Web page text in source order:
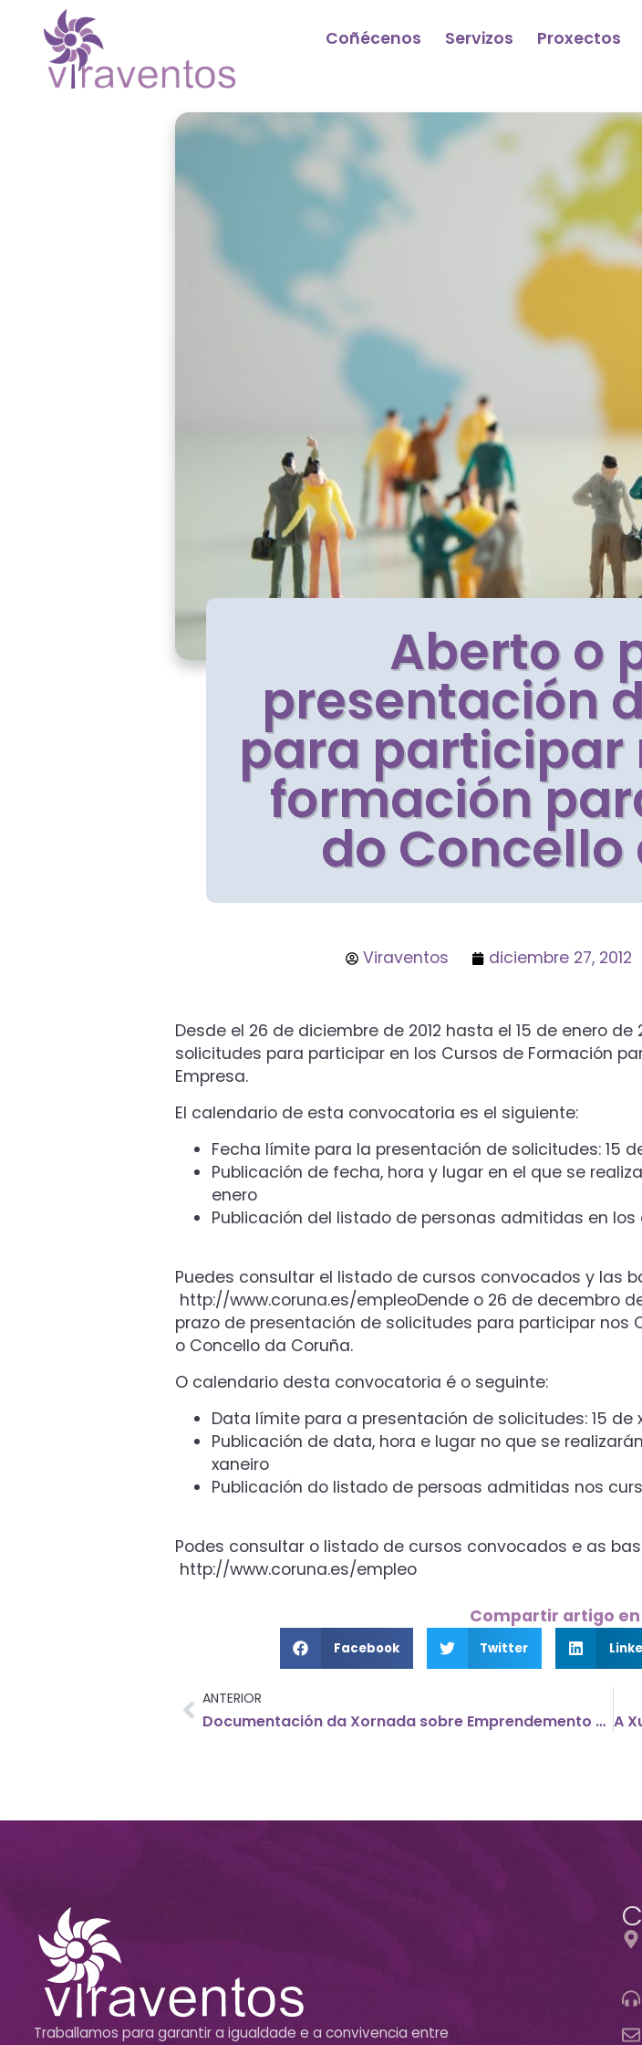
Coñécenos Servizos Proxectos
Aberto o
presentación
para participar
formación
do
Viraventos diciembre 27, 2012
Desde el 26 de diciembre de 2012 hasta el 15 de enero
solicitudes para participar en los Cursos de Formación
Empresa.
El calendario de esta convocatoria es el siguiente:
Fecha límite para la presentación de solicitudes: 15
Publicación de fecha, hora y lugar en el que se
enero
Publicación del listado de personas admitidas en los
Puedes consultar el listado de cursos convocados y las
http://www.coruna.es/empleoDende o 26 de decembro
prazo de presentación de solicitudes para participar nos
o Concello da Coruña.
O calendario desta convocatoria é o seguinte:
Data límite para a presentación de solicitudes: 15 de
Publicación de data, hora e lugar no que se
xaneiro
Publicación do listado de persoas admitidas nos
Podes consultar o listado de cursos convocados e as
http://www.coruna.es/empleo
Compartir artigo
Facebook Twitter
ANTERIOR
Documentación da Xornada sobre Emprendemento social
Traballamos para garantir a igualdade e a convivencia entre